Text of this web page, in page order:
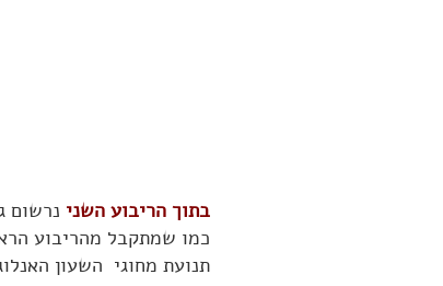
בתוך הריבוע השני
כמו שמתקבל מהריבוע הראשון
תנועת מחוגי השעון